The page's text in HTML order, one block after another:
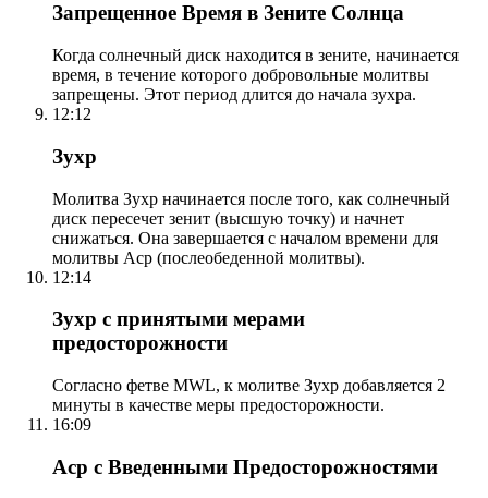
Запрещенное Время в Зените Солнца
Когда солнечный диск находится в зените, начинается
время, в течение которого добровольные молитвы
запрещены. Этот период длится до начала зухра.
12:12
Зухр
Молитва Зухр начинается после того, как солнечный
диск пересечет зенит (высшую точку) и начнет
снижаться. Она завершается с началом времени для
молитвы Аср (послеобеденной молитвы).
12:14
Зухр с принятыми мерами
предосторожности
Согласно фетве MWL, к молитве Зухр добавляется 2
минуты в качестве меры предосторожности.
16:09
Аср с Введенными Предосторожностями